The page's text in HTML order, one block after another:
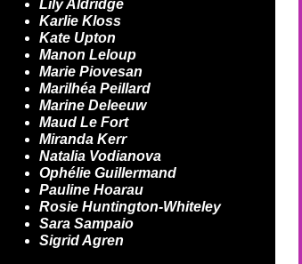
Lily Aldridge
Karlie Kloss
Kate Upton
Manon Leloup
Marie Piovesan
Marilhéa Peillard
Marine Deleeuw
Maud Le Fort
Miranda Kerr
Natalia Vodianova
Ophélie Guillermand
Pauline Hoarau
Rosie Huntington-Whiteley
Sara Sampaio
Sigrid Agren